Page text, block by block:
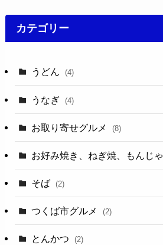
カテゴリー
うどん (4)
うなぎ (4)
お取り寄せグルメ (8)
お好み焼き、ねぎ焼、もんじゃ
そば (2)
つくば市グルメ (2)
とんかつ (2)